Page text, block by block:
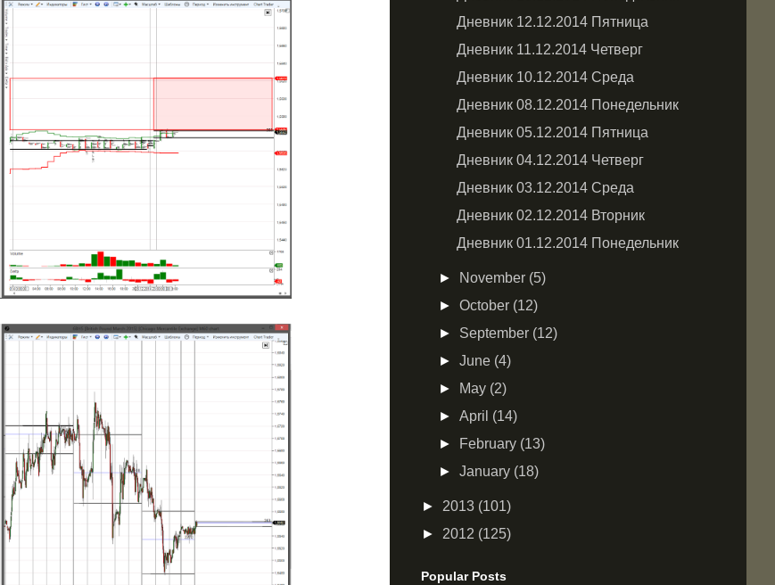
Дневник 12.12.2014 Пятница
Дневник 11.12.2014 Четверг
Дневник 10.12.2014 Среда
Дневник 08.12.2014 Понедельник
Дневник 05.12.2014 Пятница
Дневник 04.12.2014 Четверг
Дневник 03.12.2014 Среда
Дневник 02.12.2014 Вторник
Дневник 01.12.2014 Понедельник
► November (5)
►October (12)
► September (12)
►June (4)
►
May (2)
►April (14)
►
February (13)
►January (18)
► 2013 (101)
► 2012 (125)
Popular Posts